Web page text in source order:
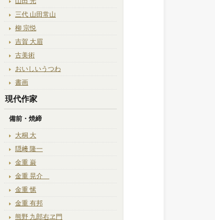
三代 山田常山
柳 宗悦
吉賀 大眉
古美術
おいしいうつわ
書画
現代作家
備前・焼締
大桐 大
隠﨑 隆一
金重 巌
金重 晃介
金重 愫
金重 有邦
熊野 九郎右ヱ門